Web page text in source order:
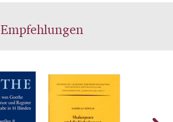
Empfehlungen